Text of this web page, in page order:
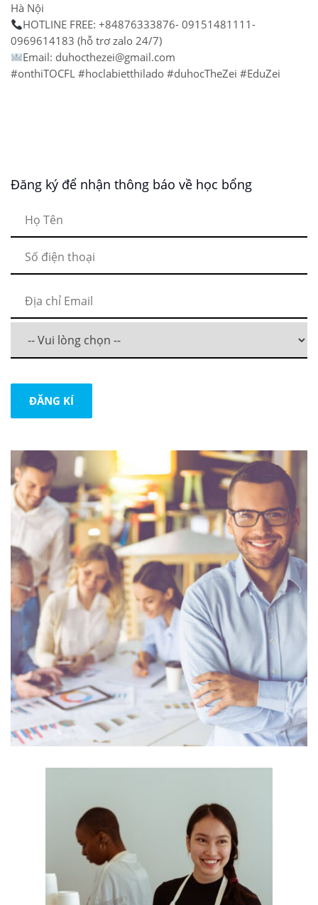
Hà Nội
HOTLINE FREE: +84876333876- 09151481111-
0969614183 (hỗ trơ zalo 24/7)
Email: duhocthezei@gmail.com
#onthiTOCFL #hoclabietthilado #duhocTheZei #EduZei
Đăng ký để nhận thông báo về học bổng